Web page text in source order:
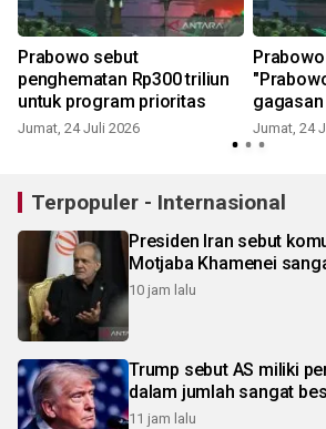
Prabowo sebut
penghematan Rp300 triliun
untuk program prioritas
Jumat, 24 Juli 2026 Jumat, 24
Terpopuler - Internasional
Presiden Iran sebut
Motjaba Khamenei
10 jam lalu
Trump sebut AS miliki
dalam jumlah sangat
11 jam lalu